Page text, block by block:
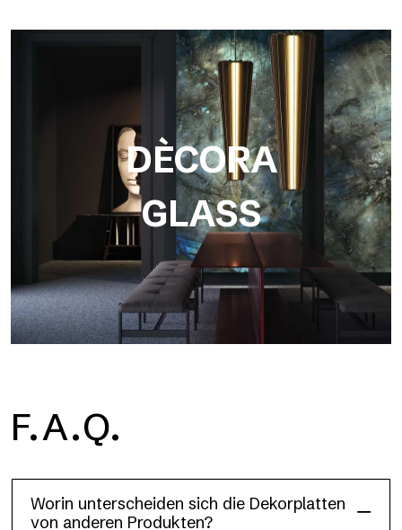
DÈCORA
GLASS
F.A.Q.
Worin unterscheiden sich die Dekorplatten
von anderen Produkten?